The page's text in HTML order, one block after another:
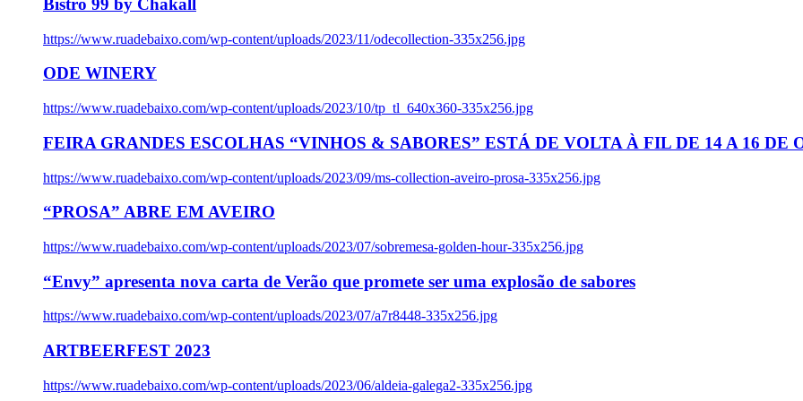
Bistro 99 by Chakall
https://www.ruadebaixo.com/wp-content/uploads/2023/11/odecollection-335x256.jpg
ODE WINERY
https://www.ruadebaixo.com/wp-content/uploads/2023/10/tp_tl_640x360-335x256.jpg
FEIRA GRANDES ESCOLHAS “VINHOS & SABORES” ESTÁ DE VOLTA À FIL DE 14 A 16 DE
https://www.ruadebaixo.com/wp-content/uploads/2023/09/ms-collection-aveiro-prosa-335x256.jpg
“PROSA” ABRE EM AVEIRO
https://www.ruadebaixo.com/wp-content/uploads/2023/07/sobremesa-golden-hour-335x256.jpg
“Envy” apresenta nova carta de Verão que promete ser uma explosão de sabores
https://www.ruadebaixo.com/wp-content/uploads/2023/07/a7r8448-335x256.jpg
ARTBEERFEST 2023
https://www.ruadebaixo.com/wp-content/uploads/2023/06/aldeia-galega2-335x256.jpg